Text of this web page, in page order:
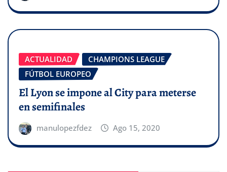
ACTUALIDAD
CHAMPIONS LEAGUE
FÚTBOL EUROPEO
El Lyon se impone al City para meterse
en semifinales
manulopezfdez Ago 15, 2020